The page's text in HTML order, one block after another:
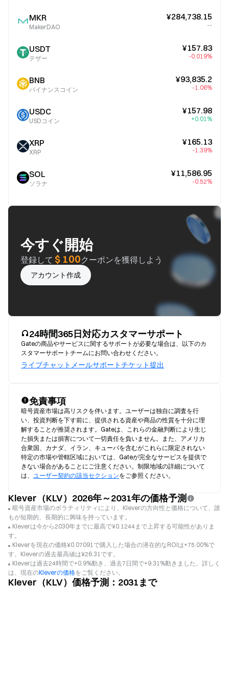
MKR
MakerDAO
¥284,738.15
--
USDT
テザー
¥157.83
-0.019%
BNB
バイナンスコイン
¥93,835.2
-1.06%
USDC
USDコイン
¥157.98
+0.01%
XRP
XRP
¥165.13
-1.39%
SOL
ソラナ
¥11,586.95
-0.52%
今すぐ開始
登録して $ 100クーポンを獲得しよう
アカウント作成
24時間365日対応カスタマーサポート
Gateの商品やサービスに関するサポートが必要な場合は、以下のカ
スタマーサポートチームにお問い合わせください。
ライブチャット メールサポートチケット提出
免責事項
暗号資産市場は高リスクを伴います。ユーザーは独自に調査を行
い、投資判断を下す前に、提供される資産や商品の性質を十分に理
解することが推奨されます。Gateは、これらの金融判断により生じ
た損失または損害について一切責任を負いません。また、アメリカ
合衆国、カナダ、イラン、キューバを含むがこれらに限定されない
特定の市場や管轄区域においては、Gateが完全なサービスを提供で
きない場合があることにご注意ください。制限地域の詳細について
は、 ユーザー契約の該当セクションをご参照ください。
Klever（KLV）2026年～2031年の価格予測
暗号資産市場のボラティリティにより、Kleverの方向性と価格について、誰
もが短期的、長期的に興味を持っています。
Kleverは今から2030年までに最高で¥0.1244まで上昇する可能性がありま
す。
Kleverを現在の価格¥0.07091で購入した場合の潜在的なROIは+75.00%で
す。Kleverの過去最高値は¥26.31です。
Kleverは過去24時間で+0.9%動き、過去7日間で+9.31%動きました。詳しく
は、現在のKleverの価格をご覧ください。
Klever（KLV）価格予測：2031まで